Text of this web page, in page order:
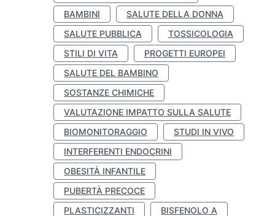
BAMBINI
SALUTE DELLA DONNA
SALUTE PUBBLICA
TOSSICOLOGIA
STILI DI VITA
PROGETTI EUROPEI
SALUTE DEL BAMBINO
SOSTANZE CHIMICHE
VALUTAZIONE IMPATTO SULLA SALUTE
BIOMONITORAGGIO
STUDI IN VIVO
INTERFERENTI ENDOCRINI
OBESITÀ INFANTILE
PUBERTÀ PRECOCE
PLASTICIZZANTI
BISFENOLO A